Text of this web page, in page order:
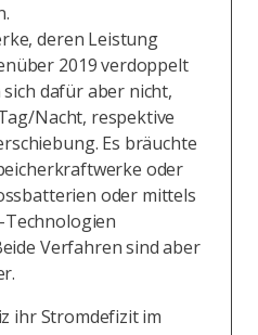
deren Leistung
2019 verdoppelt
dafür aber nicht,
Nacht, respektive
Es bräuchte
oder
oder mittels
Technologien
Verfahren sind aber
ihr Stromdefizit im